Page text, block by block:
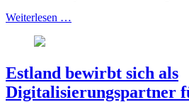
Weiterlesen …
Estland bewirbt sich als
Digitalisierungspartner